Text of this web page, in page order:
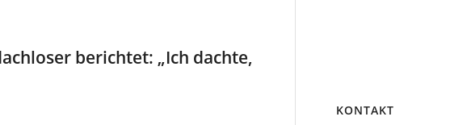
berichtet: „Ich dachte,
KONTAKT